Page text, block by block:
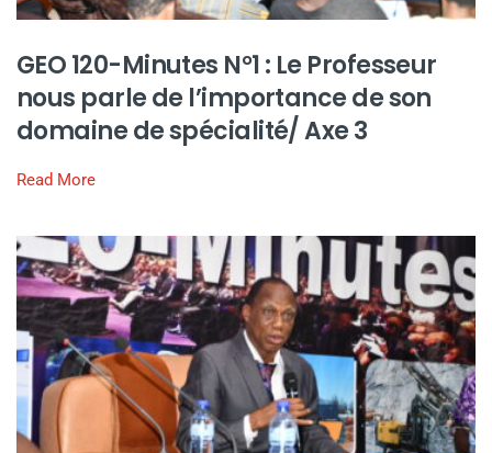
GEO 120-Minutes N°1 : Le Professeur
nous parle de l’importance de son
domaine de spécialité/ Axe 3
Read More